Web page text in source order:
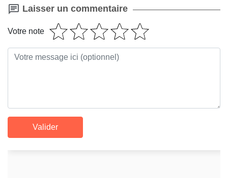
Laisser un commentaire
Votre note